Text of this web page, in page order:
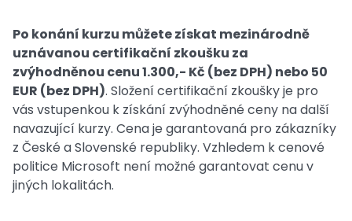
Po konání kurzu můžete získat mezinárodně
uznávanou certifikační zkoušku za
zvýhodněnou cenu 1.300,- Kč (bez DPH) nebo 50
EUR (bez DPH). Složení certifikační zkoušky je pro
vás vstupenkou k získání zvýhodněné ceny na další
navazující kurzy. Cena je garantovaná pro zákazníky
z České a Slovenské republiky. Vzhledem k cenové
politice Microsoft není možné garantovat cenu v
jiných lokalitách.